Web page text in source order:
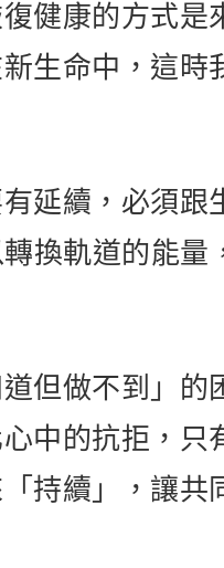
健康的方式是
生命中，這時
延續，必須跟
換軌道的能量
但做不到」的
中的抗拒，只
持續」，讓共